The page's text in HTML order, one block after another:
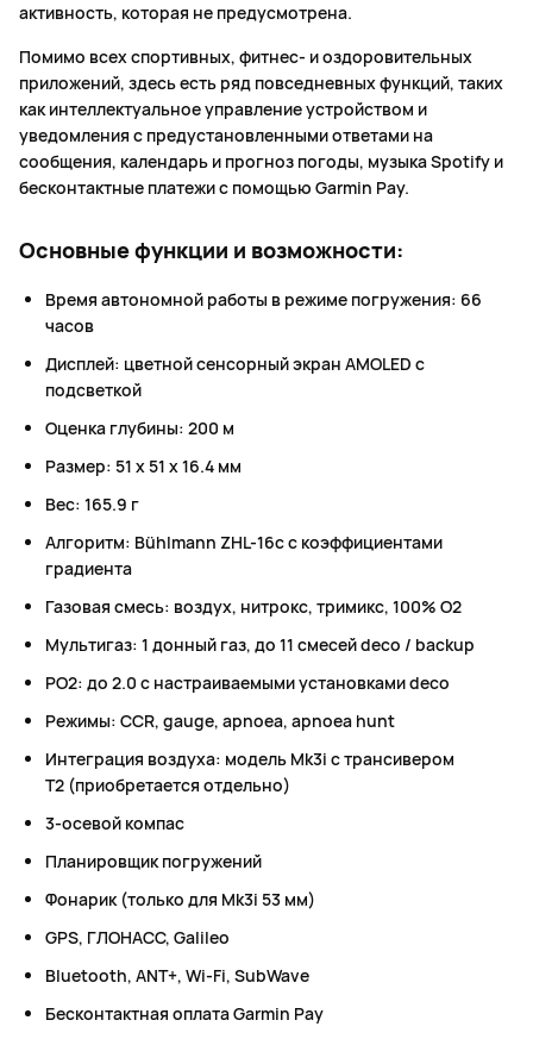
активность, которая не предусмотрена.
Помимо всех спортивных, фитнес- и оздоровительных
приложений, здесь есть ряд повседневных функций, таких
как интеллектуальное управление устройством и
уведомления с предустановленными ответами на
сообщения, календарь и прогноз погоды, музыка Spotify и
бесконтактные платежи с помощью Garmin Pay.
Основные функции и возможности:
Время автономной работы в режиме погружения: 66
часов
Дисплей: цветной сенсорный экран AMOLED с
подсветкой
Оценка глубины: 200 м
Размер: 51 x 51 x 16.4 мм
Вес: 165.9 г
Алгоритм: Bühlmann ZHL-16c с коэффициентами
градиента
Газовая смесь: воздух, нитрокс, тримикс, 100% O2
Мультигаз: 1 донный газ, до 11 смесей deco / backup
PO2: до 2.0 с настраиваемыми установками deco
Режимы: CCR, gauge, apnoea, apnoea hunt
Интеграция воздуха: модель Mk3i с трансивером
T2 (приобретается отдельно)
3-осевой компас
Планировщик погружений
Фонарик (только для Mk3i 53 мм)
GPS, ГЛОНАСС, Galileo
Bluetooth, ANT+, Wi-Fi, SubWave
Бесконтактная оплата Garmin Pay